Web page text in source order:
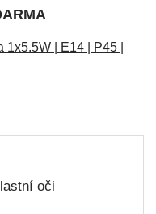
| E14 | P45 |
oči